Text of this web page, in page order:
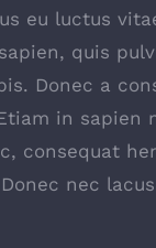
eu luctus
quis
Donec a
in sapien
consequat
nec